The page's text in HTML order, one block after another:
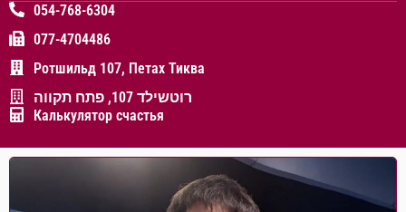
054-768-6304
077-4704486
Ротшильд 107, Петах Тиква
רוטשילד 107, פתח תקווה
Калькулятор счастья